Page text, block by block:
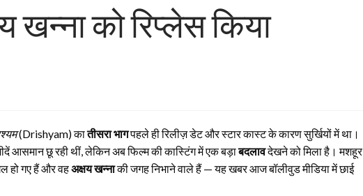
खन्ना को रिप्लेस किया
(Drishyam) कातीसरा भागपहले ही रिलीज़ डेट और स्टार कास्ट के कारण सुर्खियों में था।
आसमान छू रही थीं, लेकिन अब फिल्म की कास्टिंग में एक बड़ाबदलावदेखने को मिला है। मशहूर
हो गए हैं और वहअक्षय खन्नाकी जगह निभाने वाले हैं — यह खबर आज बॉलीवुड मीडिया में छाई